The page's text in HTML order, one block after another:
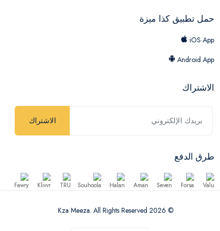
حمل تطبيق كذا ميزة
iOS App
Android App
الاشتراك
الاشتراك
طرق الدفع
© 2026 Kza Meeza. All Rights Reserved